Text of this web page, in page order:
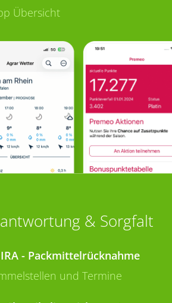
Übersicht
& Sorgfalt
- Packmittelrücknahme
und Termine